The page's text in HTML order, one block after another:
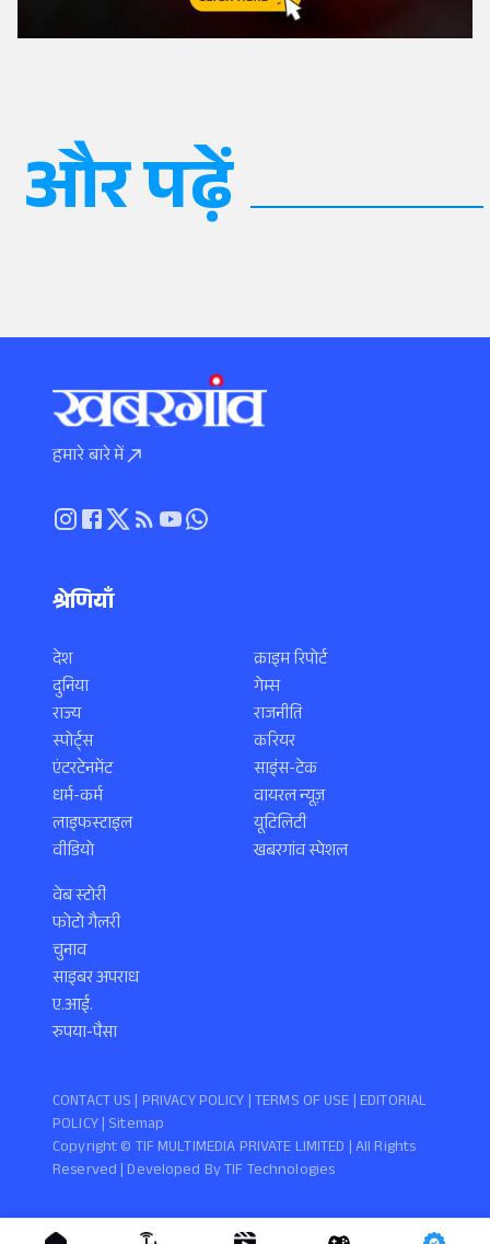
और पढ़ें
हमारे बारे में
श्रेणियाँ
देश
दुनिया
राज्य
स्पोर्ट्स
एंटरटेनमेंट
धर्म-कर्म
लाइफस्टाइल
वीडियो
क्राइम रिपोर्ट
गेम्स
राजनीति
करियर
साइंस-टेक
वायरल न्यूज़
यूटिलिटी
खबरगांव स्पेशल
वेब स्टोरी
फोटो गैलरी
चुनाव
साइबर अपराध
ए.आई.
रुपया-पैसा
Copyright ©️ TIF MULTIMEDIA PRIVATE LIMITED | All Rights
Reserved | Developed ByTIF Technologies
CONTACT US | PRIVACY POLICY |TERMS OF USE | EDITORIAL
POLICY| Sitemap